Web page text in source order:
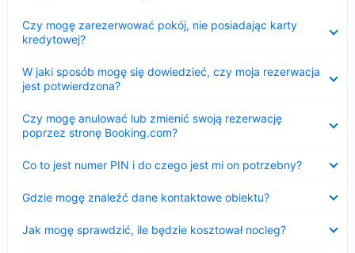
Czy mogę zarezerwować pokój, nie posiadając karty
kredytowej?
W jaki sposób mogę się dowiedzieć, czy moja rezerwacja
jest potwierdzona?
Czy mogę anulować lub zmienić swoją rezerwację
poprzez stronę Booking.com?
Co to jest numer PIN i do czego jest mi on potrzebny?
Gdzie mogę znaleźć dane kontaktowe obiektu?
Jak mogę sprawdzić, ile będzie kosztował nocleg?